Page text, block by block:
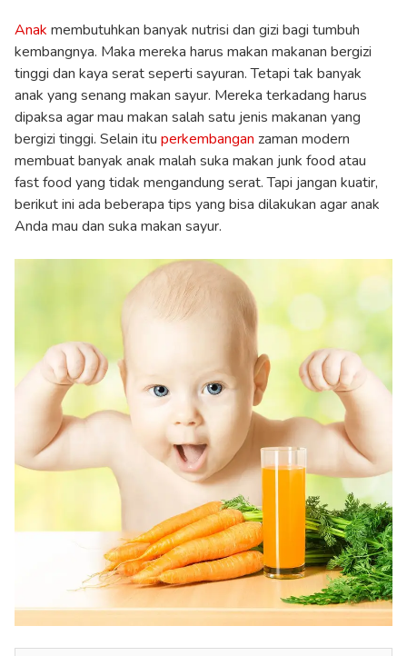
Anak membutuhkan banyak nutrisi dan gizi bagi tumbuh
kembangnya. Maka mereka harus makan makanan bergizi
tinggi dan kaya serat seperti sayuran. Tetapi tak banyak
anak yang senang makan sayur. Mereka terkadang harus
dipaksa agar mau makan salah satu jenis makanan yang
bergizi tinggi. Selain itu perkembangan zaman modern
membuat banyak anak malah suka makan junk food atau
fast food yang tidak mengandung serat. Tapi jangan kuatir,
berikut ini ada beberapa tips yang bisa dilakukan agar anak
Anda mau dan suka makan sayur.